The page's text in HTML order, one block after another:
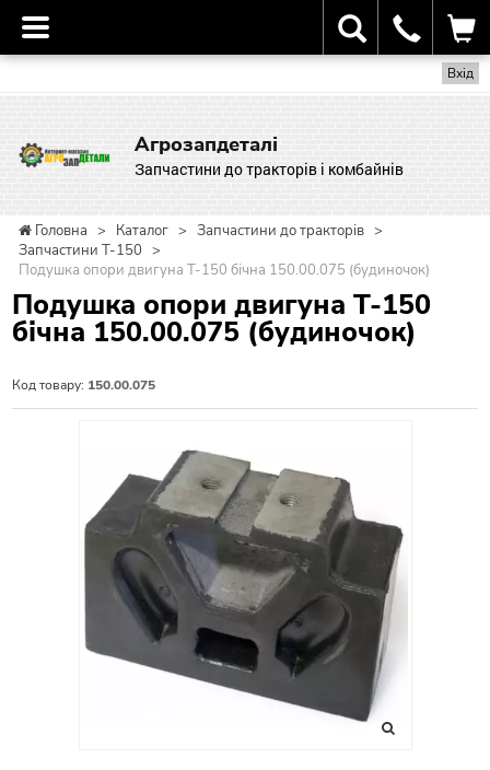
Вхід
Агрозапдеталі
Запчастини до тракторів і комбайнів
Головна > Каталог > Запчастини до тракторів >
Запчастини Т-150 >
Подушка опори двигуна Т-150 бічна 150.00.075 (будиночок)
Подушка опори двигуна Т-150
бічна 150.00.075 (будиночок)
Код товару: 150.00.075